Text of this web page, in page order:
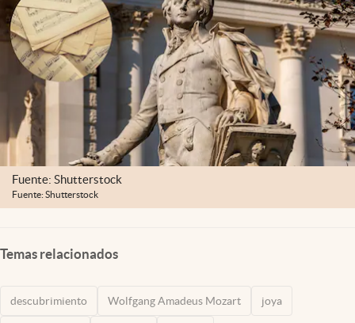
abre en nueva pestaña
México
Fuente: Shutterstock
Fuente: Shutterstock
Temas relacionados
descubrimiento Wolfgang Amadeus Mozart joya